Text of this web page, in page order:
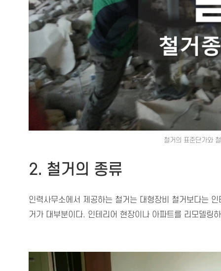
철거의 표준단가와
2. 철거의 종류
인력사무소에서 제공하는 철거는 대형장비 철거보다는
거가 대부분이다. 인테리어 현장이나 아파트를 리모델링